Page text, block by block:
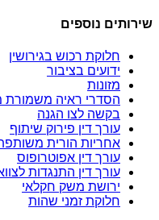
שירותים נוספים
חלוקת רכוש בגירושין
ידועים בציבור
מזונות
הסדרי ראיה
בקשה לצו הגנה
עורך דין פירוק שיתוף
אחריות הורית
עורך דין אפוטרופוס
עורך דין התנגדות
ירושת משק חקלאי
חלוקת זמני שהות